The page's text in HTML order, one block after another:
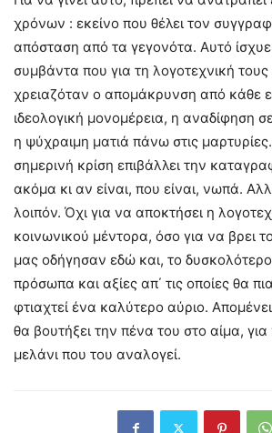
χρόνων : εκείνο που θέλει τον
απόσταση από τα γεγονότα. Αυτό
συμβάντα που για τη λογοτεχνική
χρειαζόταν ο απομάκρυνση από κάθε
ιδεολογική μονομέρεια, η αναδίφηση
η ψύχραιμη ματιά πάνω στις
σημερινή κρίση επιβάλλει την
ακόμα κι αν είναι, που είναι, νωπά.
λοιπόν. Όχι για να αποκτήσει η
κοινωνικού μέντορα, όσο για να βρει
μας οδήγησαν εδώ και, το
πρόσωπα και αξίες απ΄ τις οποίες θα
φτιαχτεί ένα καλύτερο αύριο.
θα βουτήξει την πένα του στο αίμα, για
μελάνι που του αναλογεί.